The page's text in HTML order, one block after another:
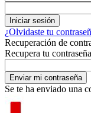
¿Olvidaste tu
Recuperación de
Recupera tu contraseña
Se te ha enviado una